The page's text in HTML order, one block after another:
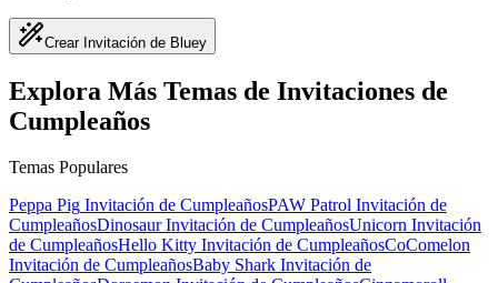
Crear Invitación de Bluey
Explora Más Temas de Invitaciones de
Cumpleaños
Temas Populares
Peppa Pig Invitación de CumpleañosPAW Patrol Invitación de
CumpleañosDinosaur Invitación de CumpleañosUnicorn Invitación
de CumpleañosHello Kitty Invitación de CumpleañosCoComelon
Invitación de CumpleañosBaby Shark Invitación de